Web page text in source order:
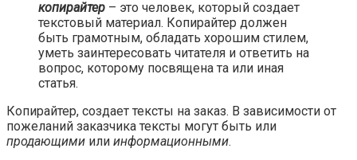
копирайтер – это человек, который создает
текстовый материал. Копирайтер должен
быть грамотным, обладать хорошим стилем,
уметь заинтересовать читателя и ответить на
вопрос, которому посвящена та или иная
статья.
Копирайтер, создает тексты на заказ. В зависимости от
пожеланий заказчика тексты могут быть или
продающими или информационными.